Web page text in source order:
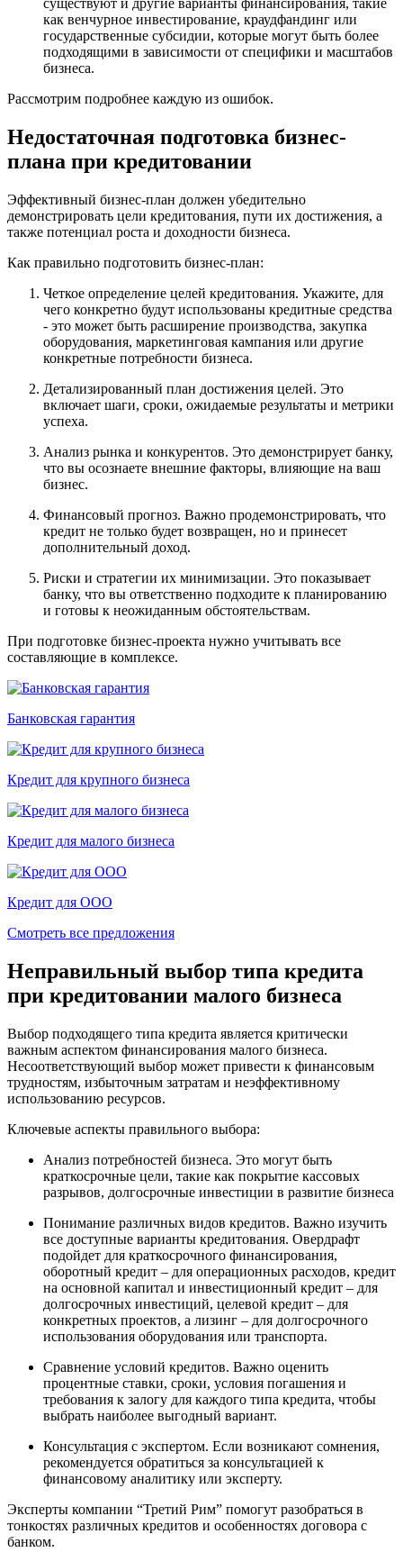
как венчурное инвестирование, краудфандинг или
государственные субсидии, которые могут быть более
подходящими в зависимости от специфики и масштабов
бизнеса.
Рассмотрим подробнее каждую из ошибок.
Недостаточная подготовка бизнес-
плана при кредитовании
Эффективный бизнес-план должен убедительно
демонстрировать цели кредитования, пути их достижения, а
также потенциал роста и доходности бизнеса.
Как правильно подготовить бизнес-план:
Четкое определение целей кредитования. Укажите, для
чего конкретно будут использованы кредитные средства
- это может быть расширение производства, закупка
оборудования, маркетинговая кампания или другие
конкретные потребности бизнеса.
Детализированный план достижения целей. Это
включает шаги, сроки, ожидаемые результаты и метрики
успеха.
Анализ рынка и конкурентов. Это демонстрирует банку,
что вы осознаете внешние факторы, влияющие на ваш
бизнес.
Финансовый прогноз. Важно продемонстрировать, что
кредит не только будет возвращен, но и принесет
дополнительный доход.
Риски и стратегии их минимизации. Это показывает
банку, что вы ответственно подходите к планированию
и готовы к неожиданным обстоятельствам.
При подготовке бизнес-проекта нужно учитывать все
составляющие в комплексе.
Банковская гарантия
Кредит для крупного бизнеса
Кредит для малого бизнеса
Кредит для ООО
Смотреть все предложения
Неправильный выбор типа кредита
при кредитовании малого бизнеса
Выбор подходящего типа кредита является критически
важным аспектом финансирования малого бизнеса.
Несоответствующий выбор может привести к финансовым
трудностям, избыточным затратам и неэффективному
использованию ресурсов.
Ключевые аспекты правильного выбора:
Анализ потребностей бизнеса. Это могут быть
краткосрочные цели, такие как покрытие кассовых
разрывов, долгосрочные инвестиции в развитие бизнеса
Понимание различных видов кредитов. Важно изучить
все доступные варианты кредитования. Овердрафт
подойдет для краткосрочного финансирования,
оборотный кредит – для операционных расходов, кредит
на основной капитал и инвестиционный кредит – для
долгосрочных инвестиций, целевой кредит – для
конкретных проектов, а лизинг – для долгосрочного
использования оборудования или транспорта.
Сравнение условий кредитов. Важно оценить
процентные ставки, сроки, условия погашения и
требования к залогу для каждого типа кредита, чтобы
выбрать наиболее выгодный вариант.
Консультация с экспертом. Если возникают сомнения,
рекомендуется обратиться за консультацией к
финансовому аналитику или эксперту.
Эксперты компании “Третий Рим” помогут разобраться в
тонкостях различных кредитов и особенностях договора с
банком.